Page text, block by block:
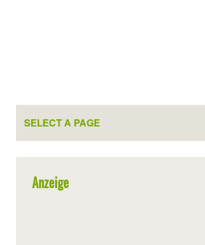
Anzeige